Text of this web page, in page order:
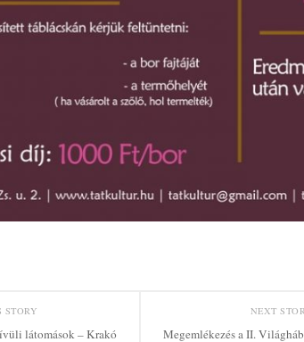
NEXT
Megemlékezés a II.
STORY
látomások – Krakó